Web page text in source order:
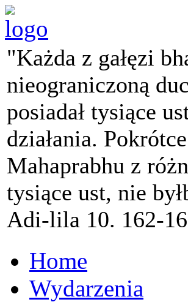
"Każda z gałęzi
nieograniczoną
posiadał tysiące
działania.
Mahaprabhu z
tysiące ust, nie
Adi-lila 10. 162-
Home
Wydarzenia